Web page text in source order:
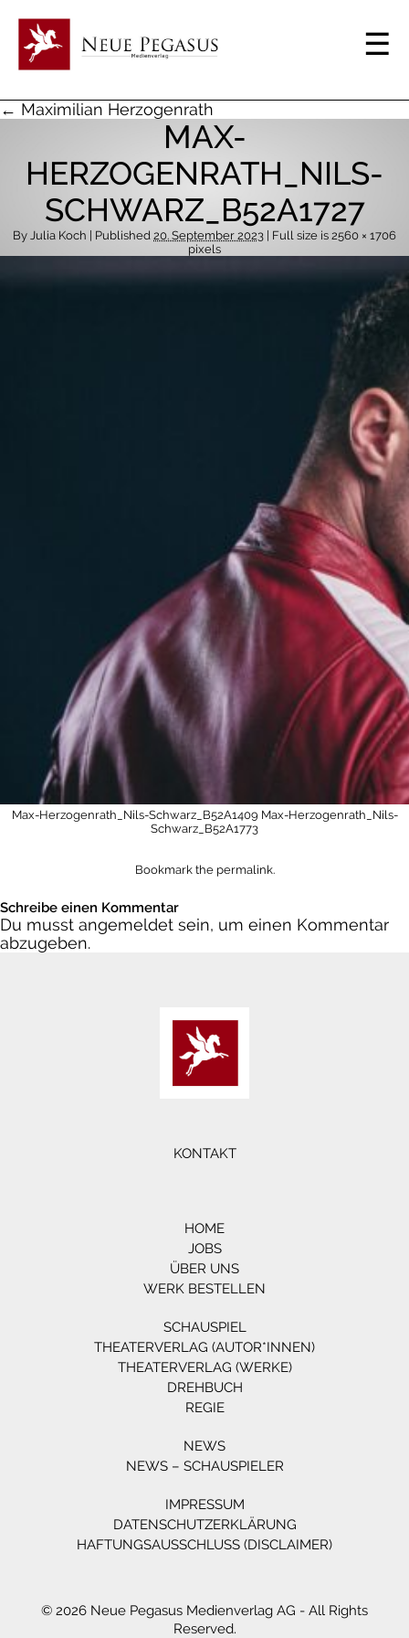
← Maximilian Herzogenrath
MAX-
HERZOGENRATH_NILS-
SCHWARZ_B52A1727
By Julia Koch | Published 20. September 2023 | Full size is 2560 × 1706
pixels
Max-Herzogenrath_Nils-Schwarz_B52A1409 Max-Herzogenrath_Nils-
Schwarz_B52A1773
Bookmark the permalink.
Schreibe einen Kommentar
Du musst angemeldet sein, um einen Kommentar
abzugeben.
KONTAKT
HOME
JOBS
ÜBER UNS
WERK BESTELLEN
SCHAUSPIEL
THEATERVERLAG (AUTOR*INNEN)
THEATERVERLAG (WERKE)
DREHBUCH
REGIE
NEWS
NEWS – SCHAUSPIELER
IMPRESSUM
DATENSCHUTZERKLÄRUNG
HAFTUNGSAUSSCHLUSS (DISCLAIMER)
© 2026 Neue Pegasus Medienverlag AG - All Rights
Reserved.